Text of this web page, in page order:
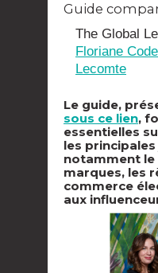
Guide
The Global
Floriane
Lecomte
Le guide,
sous ce lien,
essentielles
les
notamment le
marques, les
commerce
aux